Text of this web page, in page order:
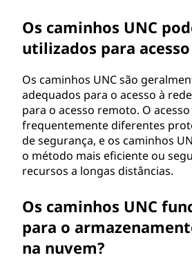
Os caminhos UNC
utilizados para
Os caminhos UNC são
adequados para o acesso à
para o acesso remoto. O
frequentemente diferentes
de segurança, e os caminhos
o método mais eficiente ou
recursos a longas distâncias.
Os caminhos UNC
para o
na nuvem?